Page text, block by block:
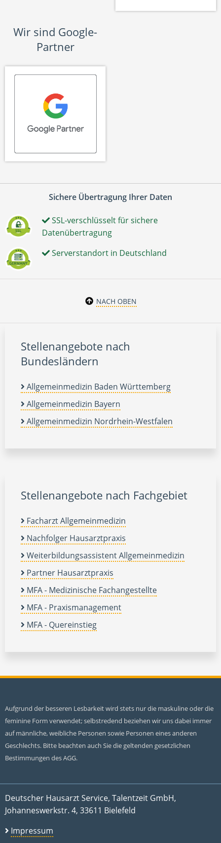
Wir sind Google-
Partner
Sichere Übertragung Ihrer Daten
SSL-verschlüsselt für sichere
Datenübertragung
Serverstandort in Deutschland
NACH OBEN
Stellenangebote nach
Bundesländern
Allgemeinmedizin Baden Württemberg
Allgemeinmedizin Bayern
Allgemeinmedizin Nordrhein-Westfalen
Stellenangebote nach Fachgebiet
Facharzt Allgemeinmedizin
Nachfolger Hausarztpraxis
Weiterbildungsassistent Allgemeinmedizin
Partner Hausarztpraxis
MFA - Medizinische Fachangestellte
MFA - Praxismanagement
MFA - Quereinstieg
Aufgrund der besseren Lesbarkeit wird stets nur die maskuline oder die
feminine Form verwendet; selbstredend beziehen wir uns dabei immer
auf männliche, weibliche Personen sowie Personen eines anderen
Geschlechts. Bitte beachten auch Sie die geltenden gesetzlichen
Bestimmungen des AGG.
Deutscher Hausarzt Service, Talentzeit GmbH,
Johanneswerkstr. 4, 33611 Bielefeld
Impressum